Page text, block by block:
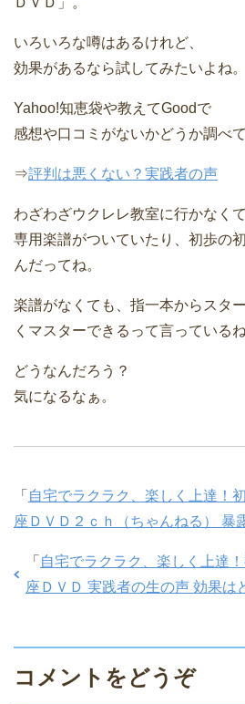
いろいろな噂はあるけれど、
効果があるなら試してみたいよね。
Yahoo!知恵袋や教えてGoodで
感想や口コミがないかどうか調べ
⇒評判は悪くない？実践者の声
わざわざウクレレ教室に行かなく
専用楽譜がついていたり、初歩の
んだってね。
楽譜がなくても、指一本からスタ
くマスターできるって言っているね
どうなんだろう？
気になるなぁ。
「 自宅でラクラク、楽しく上達！
座ＤＶＤ２ｃｈ（ちゃんねる） 暴
「 自宅でラクラク、楽しく上達
座ＤＶＤ 実践者の生の声 効果は
コメントをどうぞ